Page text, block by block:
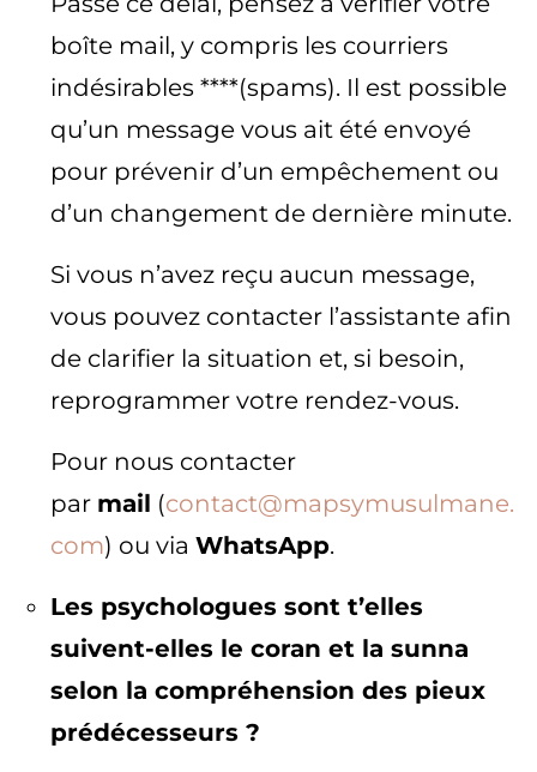
boîte mail, y compris les courriers
indésirables ****(spams). Il est possible
qu’un message vous ait été envoyé
pour prévenir d’un empêchement ou
d’un changement de dernière minute.
Si vous n’avez reçu aucun message,
vous pouvez contacter l’assistante afin
de clarifier la situation et, si besoin,
reprogrammer votre rendez-vous.
Pour nous contacter
par mail (contact@mapsymusulmane.
com) ou via WhatsApp.
Les psychologues sont t’elles
suivent-elles le coran et la sunna
selon la compréhension des pieux
prédécesseurs ?